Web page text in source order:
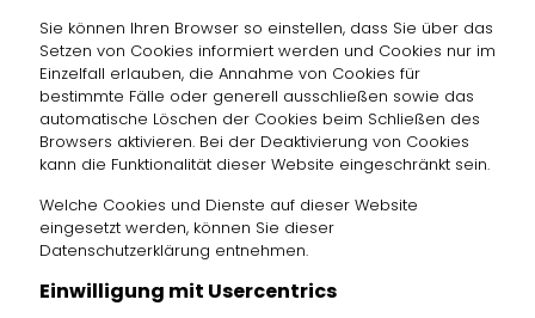
Sie können Ihren Browser so einstellen, dass Sie über das
Setzen von Cookies informiert werden und Cookies nur im
Einzelfall erlauben, die Annahme von Cookies für
bestimmte Fälle oder generell ausschließen sowie das
automatische Löschen der Cookies beim Schließen des
Browsers aktivieren. Bei der Deaktivierung von Cookies
kann die Funktionalität dieser Website eingeschränkt sein.
Welche Cookies und Dienste auf dieser Website
eingesetzt werden, können Sie dieser
Datenschutzerklärung entnehmen.
Einwilligung mit Usercentrics